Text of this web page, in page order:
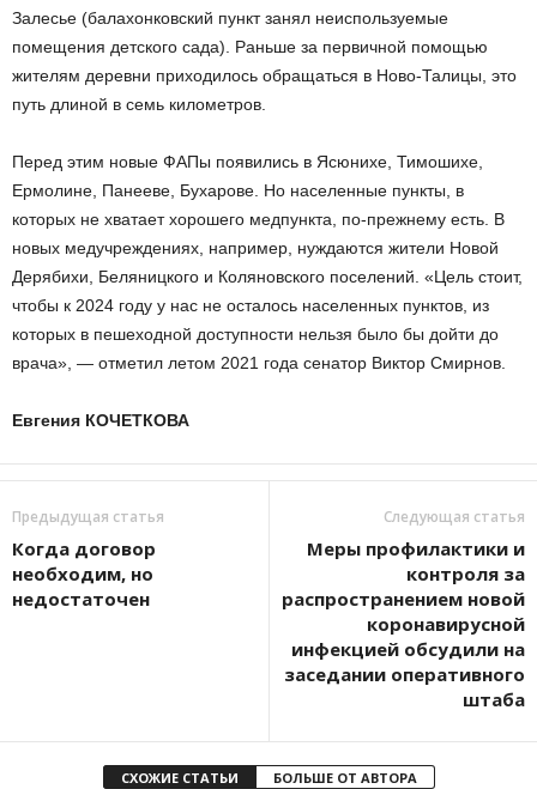
Залесье (балахонковский пункт занял неиспользуемые
помещения детского сада). Раньше за первичной помощью
жителям деревни приходилось обращаться в Ново-Талицы, это
путь длиной в семь километров.
Перед этим новые ФАПы появились в Ясюнихе, Тимошихе,
Ермолине, Панееве, Бухарове. Но населенные пункты, в
которых не хватает хорошего медпункта, по-прежнему есть. В
новых медучреждениях, например, нуждаются жители Новой
Дерябихи, Беляницкого и Коляновского поселений. «Цель стоит,
чтобы к 2024 году у нас не осталось населенных пунктов, из
которых в пешеходной доступности нельзя было бы дойти до
врача», — отметил летом 2021 года сенатор Виктор Смирнов.
Евгения КОЧЕТКОВА
Предыдущая статья
Когда договор
необходим, но
недостаточен
Следующая статья
Меры профилактики и
контроля за
распространением новой
коронавирусной
инфекцией обсудили на
заседании оперативного
штаба
СХОЖИЕ СТАТЬИ БОЛЬШЕ ОТ АВТОРА